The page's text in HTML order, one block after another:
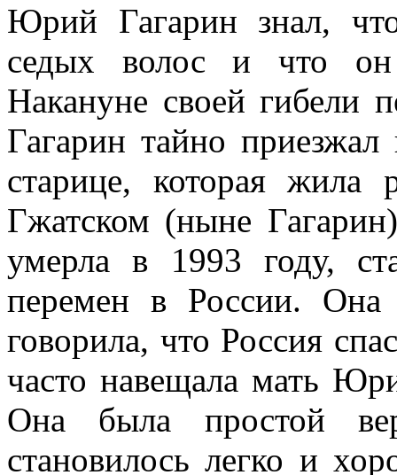
Юрий Гагарин знал,
седых волос и что он
Накануне своей гибели
Гагарин тайно
старице, которая
Гжатском (ныне
умерла в 1993 году,
перемен в России. Она
говорила, что Россия
часто навещала мать
Она была простой
становилось легко и